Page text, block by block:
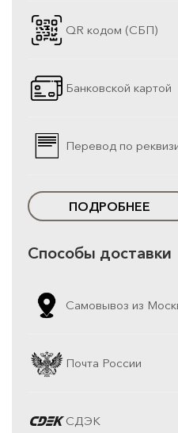
QR кодом (СБП)
Банковской картой
Перевод по
ПОДРОБНЕЕ
Способы доставки
Самовывоз из
Почта России
СДЭК